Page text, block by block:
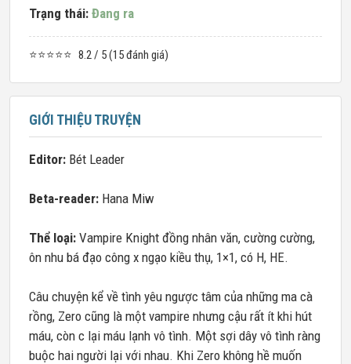
Trạng thái: Đang ra
⭐⭐⭐⭐⭐ 8.2 / 5 (15 đánh giá)
GIỚI THIỆU TRUYỆN
Editor: Bét Leader
Beta-reader: Hana Miw
Thể loại: Vampire Knight đồng nhân văn, cường cường,
ôn nhu bá đạo công x ngạo kiều thụ, 1×1, có H, HE.
Câu chuyện kể về tình yêu ngược tâm của những ma cà
rồng, Zero cũng là một vampire nhưng cậu rất ít khi hút
máu, còn c lại máu lạnh vô tình. Một sợi dây vô tình ràng
buộc hai người lại với nhau. Khi Zero không hề muốn